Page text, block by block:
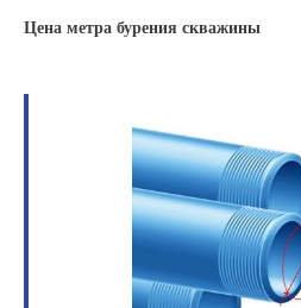
Цена метра бурения скважины